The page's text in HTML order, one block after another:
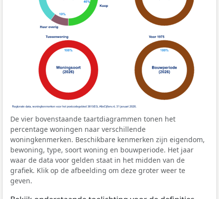
De vier bovenstaande taartdiagrammen tonen het
percentage woningen naar verschillende
woningkenmerken. Beschikbare kenmerken zijn eigendom,
bewoning, type, soort woning en bouwperiode. Het jaar
waar de data voor gelden staat in het midden van de
grafiek. Klik op de afbeelding om deze groter weer te
geven.